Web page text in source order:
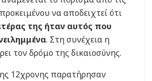
να αποδειχτεί ότι
της ήταν αυτός που
. Στη συνέχεια η
τον δρόμο της δικαιοσύνης.
12χρονης παρατήρησαν